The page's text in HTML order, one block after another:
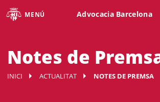
MENÚ Advocacia Barcelona
Notes de
INICI ACTUALITAT NOTES DE PREMSA